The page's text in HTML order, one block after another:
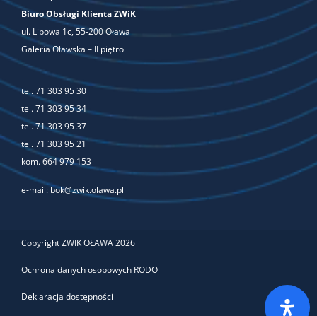
Biuro Obsługi Klienta ZWiK
ul. Lipowa 1c, 55-200 Oława
Galeria Oławska – II piętro
tel.71 303 95 30
tel.71 303 95 34
tel.71 303 95 37
tel.71 303 95 21
kom.664 979 153
e-mail:bok@zwik.olawa.pl
Copyright ZWIK OŁAWA 2026
Ochrona danych osobowych RODO
Deklaracja dostępności